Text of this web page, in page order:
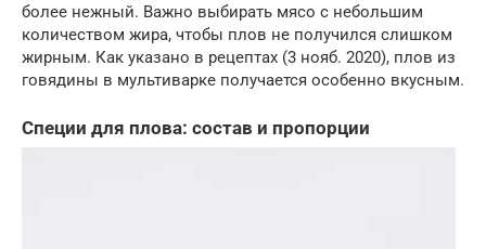
более нежный. Важно выбирать мясо с небольшим
количеством жира, чтобы плов не получился слишком
жирным. Как указано в рецептах (3 нояб. 2020), плов из
говядины в мультиварке получается особенно вкусным.
Специи для плова: состав и пропорции